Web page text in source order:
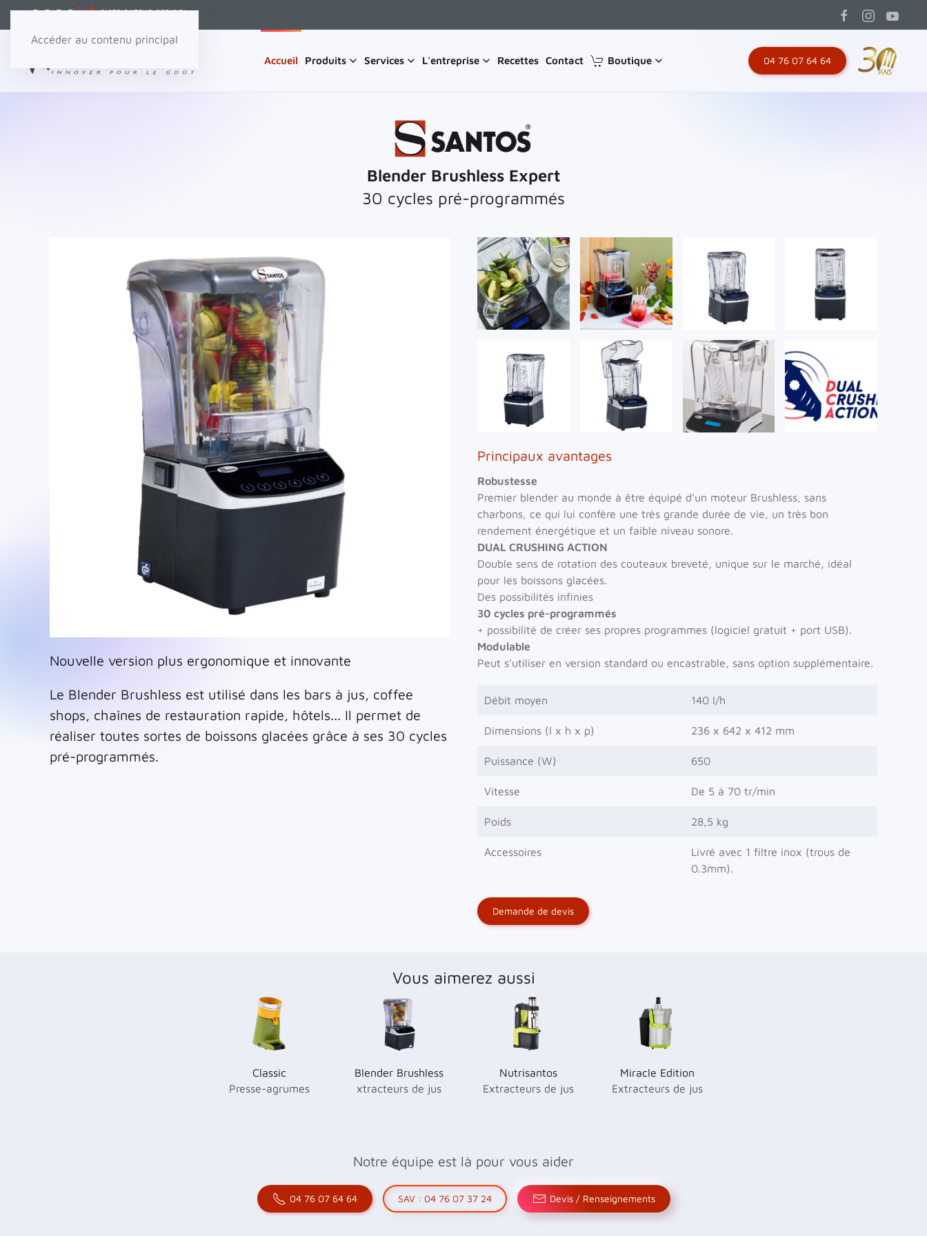
Accéder au contenu principal
Accueil Produits Services L'entreprise Recettes Contact Boutique 04 76 07 64 64
Blender Brushless Expert
30 cycles pré-programmés
Nouvelle version plus ergonomique et innovante
Le Blender Brushless est utilisé dans les bars à jus, coffee
shops, chaînes de restauration rapide, hôtels... Il permet de
réaliser toutes sortes de boissons glacées grâce à ses 30 cycles
pré-programmés.
Voir Voir Voir Voir
Voir Voir Voir Voir
Principaux avantages
Robustesse
Premier blender au monde à être équipé d’un moteur Brushless, sans
charbons, ce qui lui confère une très grande durée de vie, un très bon
rendement énergétique et un faible niveau sonore.
DUAL CRUSHING ACTION
Double sens de rotation des couteaux breveté, unique sur le marché, idéal
pour les boissons glacées.
Des possibilités infinies
30 cycles pré-programmés
+ possibilité de créer ses propres programmes (logiciel gratuit + port USB).
Modulable
Peut s’utiliser en version standard ou encastrable, sans option supplémentaire.
Débit moyen 140 l/h
Dimensions (l x h x p) 236 x 642 x 412 mm
Puissance (W) 650
Vitesse De 5 à 70 tr/min
Poids 28,5 kg
Accessoires
Livré avec 1 filtre inox (trous de
0.3mm).
Demande de devis
Vous aimerez aussi
Classic
Presse-agrumes
Blender Brushless
xtracteurs de jus
Nutrisantos
Extracteurs de jus
Miracle Edition
Extracteurs de jus
Notre équipe est là pour vous aider
04 76 07 64 64 SAV : 04 76 07 37 24 Devis / Renseignements